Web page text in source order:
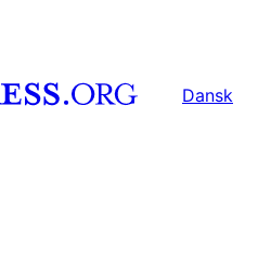
Dansk